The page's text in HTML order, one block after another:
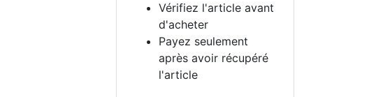
Vérifiez l'article avant
d'acheter
Payez seulement
après avoir récupéré
l'article